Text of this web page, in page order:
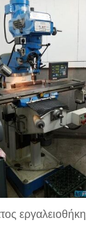
του ιμάντα
18
περίπου: 2,1 t
m Γενικής
κλίνης
με
εργασίας 3
στους 3 άξονες,
ταχύτητας,
6000 σ.α.λ.
ψυκτικού
με 6
χωρίς